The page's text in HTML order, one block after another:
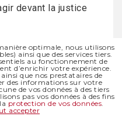
devant la justice
a reçu 54
visaient 61
ajouter les
l’ensemble des
réclamations), soit
optimale, nous utilisons
ainsi que des services tiers.
au fonctionnement de
d’enrichir votre expérience.
que nos prestataires de
des informations sur votre
de vos données à des tiers
pas vos données à des fins
protection de vos données.
accepter